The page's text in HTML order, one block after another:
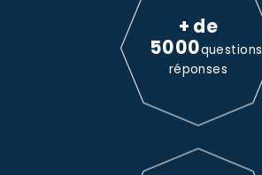
+ de
5000questions
réponses